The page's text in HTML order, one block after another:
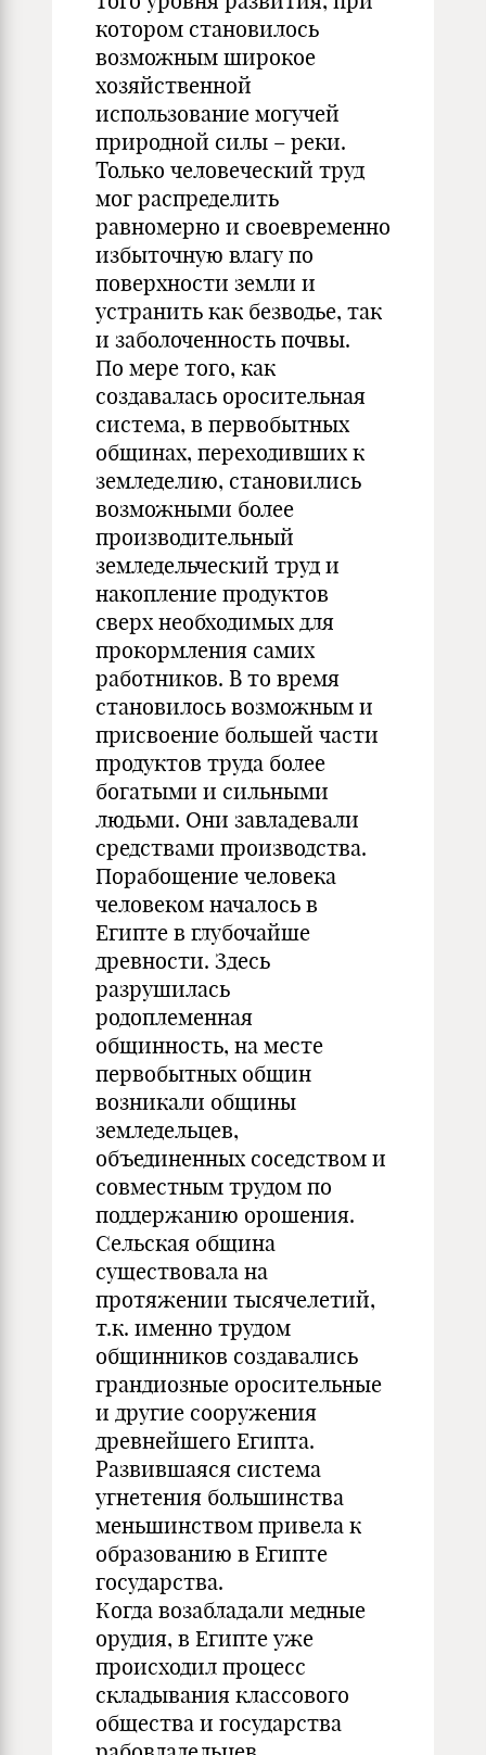
котором становилось
возможным широкое
хозяйственной
использование могучей
природной силы – реки.
Только человеческий труд
мог распределить
равномерно и своевременно
избыточную влагу по
поверхности земли и
устранить как безводье, так
и заболоченность почвы.
По мере того, как
создавалась оросительная
система, в первобытных
общинах, переходивших к
земледелию, становились
возможными более
производительный
земледельческий труд и
накопление продуктов
сверх необходимых для
прокормления самих
работников. В то время
становилось возможным и
присвоение большей части
продуктов труда более
богатыми и сильными
людьми. Они завладевали
средствами производства.
Порабощение человека
человеком началось в
Египте в глубочайше
древности. Здесь
разрушилась
родоплеменная
общинность, на месте
первобытных общин
возникали общины
земледельцев,
объединенных соседством и
совместным трудом по
поддержанию орошения.
Сельская община
существовала на
протяжении тысячелетий,
т.к. именно трудом
общинников создавались
грандиозные оросительные
и другие сооружения
древнейшего Египта.
Развившаяся система
угнетения большинства
меньшинством привела к
образованию в Египте
государства.
Когда возабладали медные
орудия, в Египте уже
происходил процесс
складывания классового
общества и государства